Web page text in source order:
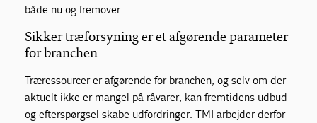
både nu og fremover.
Sikker træforsyning er et afgørende parameter
for branchen
Træressourcer er afgørende for branchen, og selv om der
aktuelt ikke er mangel på råvarer, kan fremtidens udbud
og efterspørgsel skabe udfordringer. TMI arbejder derfor